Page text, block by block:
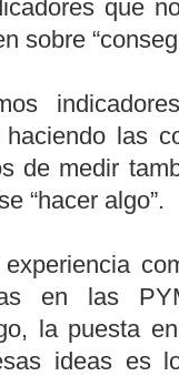
que
sobre
las
de medir
“hacer algo”.
en las
la puesta
ideas es